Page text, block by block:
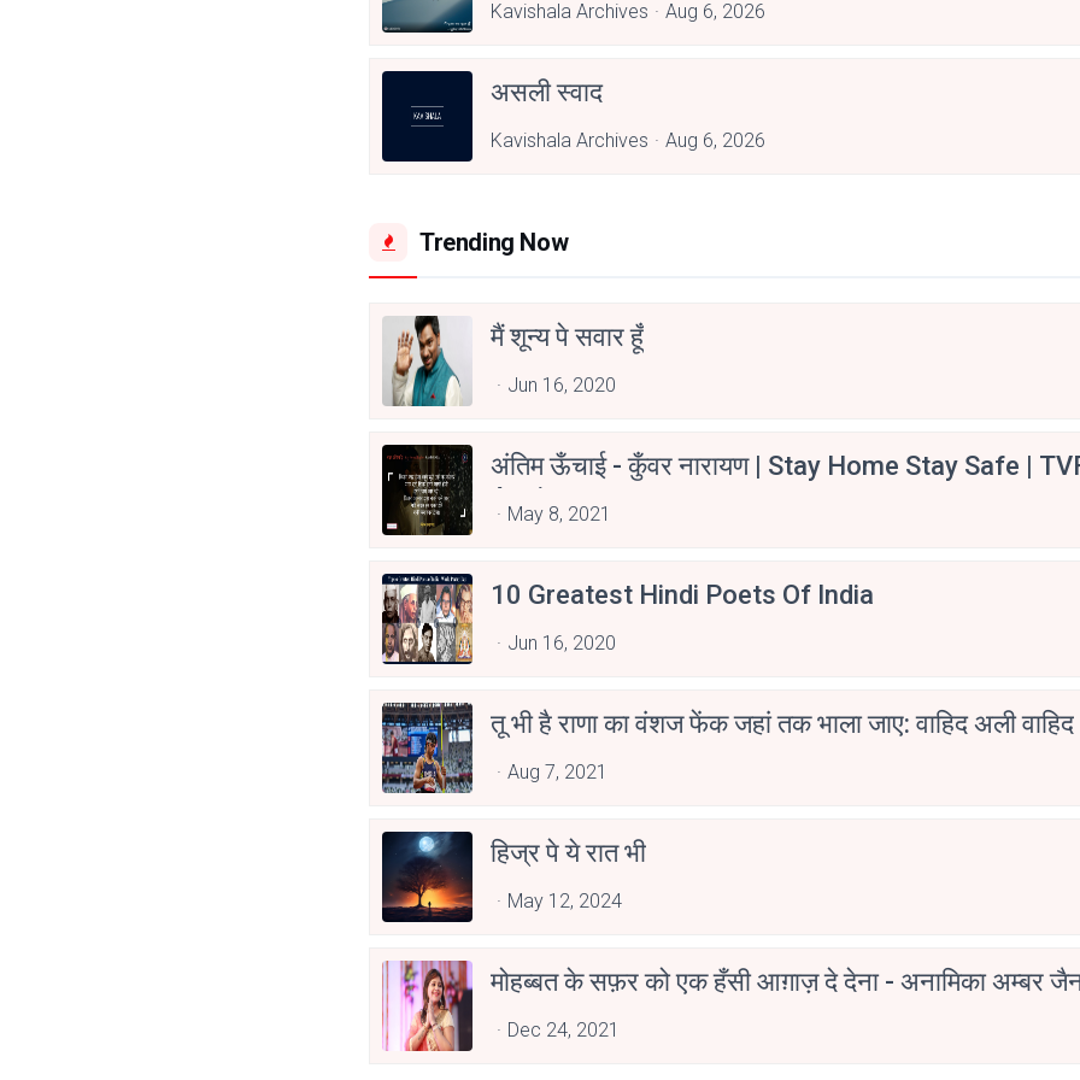
Kavishala Archives Aug 6, 2026
असली स्वाद
Kavishala Archives Aug 6, 2026
Trending Now
मैं शून्य पे सवार हूँ
Jun 16, 2020
अंतिम ऊँचाई - कुँवर नारायण | Stay Home Stay Safe |
Aspirants
May 8, 2021
10 Greatest Hindi Poets Of India
Jun 16, 2020
तू भी है राणा का वंशज फेंक जहां तक भाला जाए: वाहिद अली वाहिद
Aug 7, 2021
हिज्र पे ये रात भी
May 12, 2024
मोहब्बत के सफ़र को एक हँसी आग़ाज़ दे देना - अनामिका अम्बर
Dec 24, 2021